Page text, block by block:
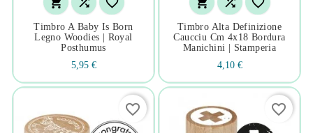
Timbro A Baby Is Born
Legno Woodies | Royal
Posthumus
5,95 €
Timbro Alta Definizione
Caucciu Cm 4x18 Bordura
Manichini | Stamperia
4,10 €
favorite_border favorite_border